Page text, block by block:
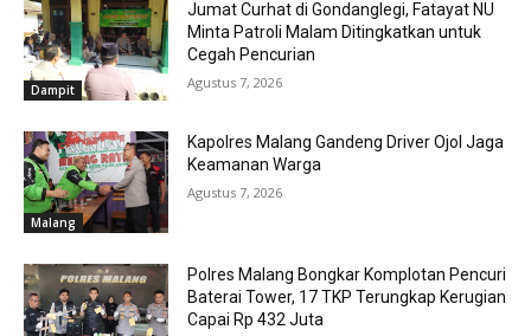
Dampit
Jumat Curhat di Gondanglegi, Fatayat NU
Minta Patroli Malam Ditingkatkan untuk
Cegah Pencurian
Agustus 7, 2026
Malang
Kapolres Malang Gandeng Driver Ojol Jaga
Keamanan Warga
Agustus 7, 2026
Polres Malang Bongkar Komplotan Pencuri
Baterai Tower, 17 TKP Terungkap Kerugian
Capai Rp 432 Juta